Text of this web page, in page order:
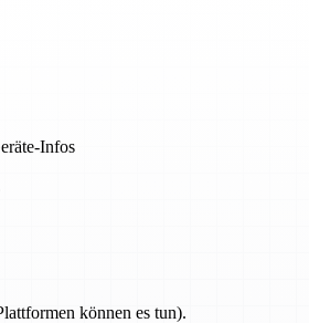
Infos
können es tun).